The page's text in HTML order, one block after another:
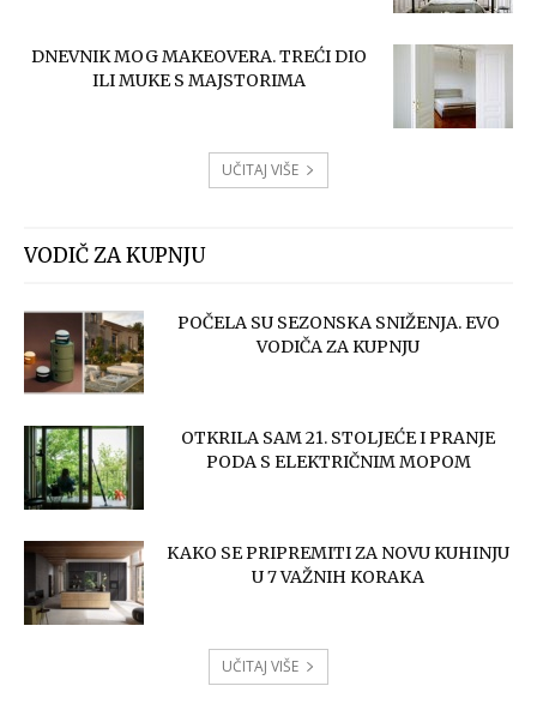
DNEVNIK MOG MAKEOVERA. TREĆI DIO
ILI MUKE S MAJSTORIMA
UČITAJ VIŠE
VODIČ ZA KUPNJU
POČELA SU SEZONSKA SNIŽENJA. EVO
VODIČA ZA KUPNJU
OTKRILA SAM 21. STOLJEĆE I PRANJE
PODA S ELEKTRIČNIM MOPOM
KAKO SE PRIPREMITI ZA NOVU KUHINJU
U 7 VAŽNIH KORAKA
UČITAJ VIŠE